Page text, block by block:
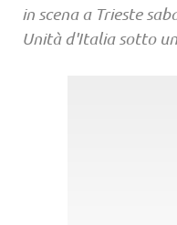
in scena a Trieste
Unità d'Italia sotto